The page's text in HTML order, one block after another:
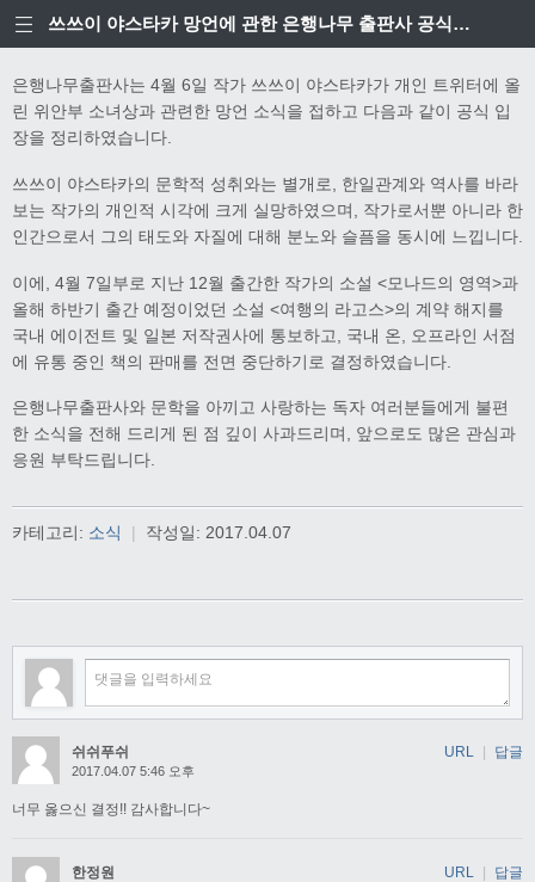
쓰쓰이 야스타카 망언에 관한 은행나무 출판사 공식입장
은행나무출판사는 4월 6일 작가 쓰쓰이 야스타카가 개인 트위터에 올
린 위안부 소녀상과 관련한 망언 소식을 접하고 다음과 같이 공식 입
장을 정리하였습니다.
쓰쓰이 야스타카의 문학적 성취와는 별개로, 한일관계와 역사를 바라
보는 작가의 개인적 시각에 크게 실망하였으며, 작가로서뿐 아니라 한
인간으로서 그의 태도와 자질에 대해 분노와 슬픔을 동시에 느낍니다.
이에, 4월 7일부로 지난 12월 출간한 작가의 소설 <모나드의 영역>과
올해 하반기 출간 예정이었던 소설 <여행의 라고스>의 계약 해지를
국내 에이전트 및 일본 저작권사에 통보하고, 국내 온, 오프라인 서점
에 유통 중인 책의 판매를 전면 중단하기로 결정하였습니다.
은행나무출판사와 문학을 아끼고 사랑하는 독자 여러분들에게 불편
한 소식을 전해 드리게 된 점 깊이 사과드리며, 앞으로도 많은 관심과
응원 부탁드립니다.
카테고리: 소식 | 작성일: 2017.04.07
쉬쉬푸쉬
2017.04.07 5:46 오후
너무 옳으신 결정!! 감사합니다~
URL | 답글
한정원 URL | 답글